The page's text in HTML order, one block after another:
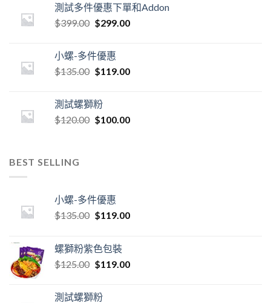
測試多件優惠下單和Addon
$399.00 $299.00
小螺-多件優惠
$135.00 $119.00
測試螺獅粉
$120.00 $100.00
BEST SELLING
小螺-多件優惠
$135.00 $119.00
螺獅粉紫色包裝
$125.00 $119.00
測試螺獅粉